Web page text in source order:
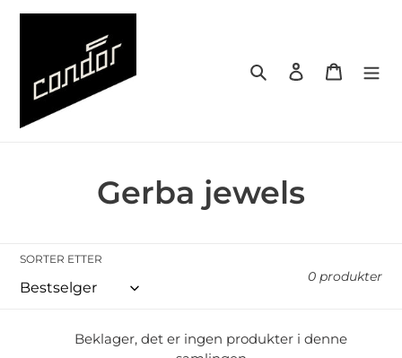
innholdet
Søk Logg på
S
m
i
Gerba jewels
SORTER ETTER
0 produkter
Beklager, det er ingen produkter i denne